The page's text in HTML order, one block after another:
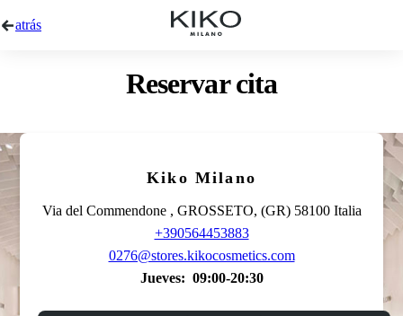
atrás
Reservar cita
Kiko Milano
Via del Commendone , GROSSETO, (GR) 58100 Italia
+390564453883
0276@stores.kikocosmetics.com
Jueves: 09:00-20:30